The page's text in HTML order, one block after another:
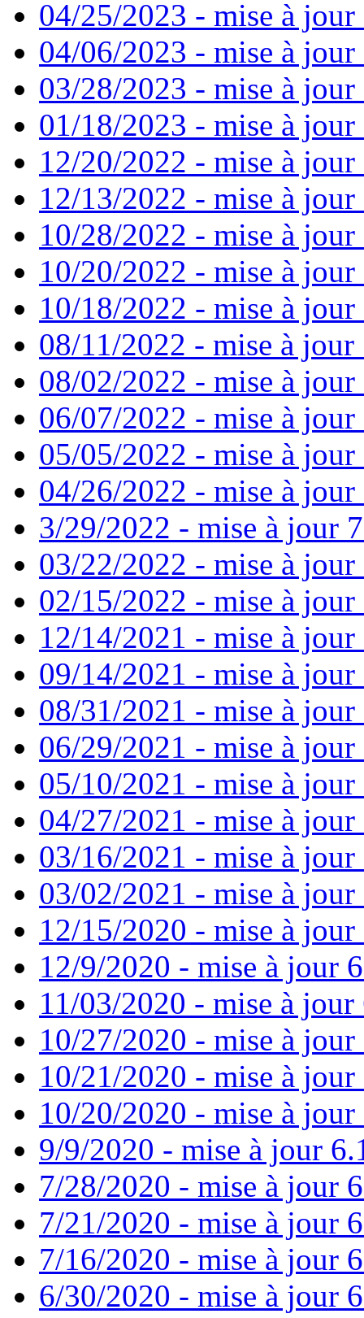
04/25/2023 - mise à jour
04/06/2023 - mise à jour
03/28/2023 - mise à jour
01/18/2023 - mise à jour
12/20/2022 - mise à jour
12/13/2022 - mise à
10/28/2022 - mise à jour
10/20/2022 - mise à jour
10/18/2022 - mise à jour
08/11/2022 - mise à jour
08/02/2022 - mise à
06/07/2022 - mise à jour
05/05/2022 - mise à jour
04/26/2022 - mise à jour
3/29/2022 - mise à jour
03/22/2022 - mise à jour
02/15/2022 - mise à
12/14/2021 - mise à jour
09/14/2021 - mise à jour
08/31/2021 - mise à jour
06/29/2021 - mise à jour
05/10/2021 - mise à jour
04/27/2021 - mise à jour
03/16/2021 - mise à jour
03/02/2021 - mise à jour
12/15/2020 - mise à jour
12/9/2020 - mise à jour
11/03/2020 - mise à jour
10/27/2020 - mise à jour
10/21/2020 - mise à jour
10/20/2020 - mise à jour
9/9/2020 - mise à jour
7/28/2020 - mise à jour
7/21/2020 - mise à jour
7/16/2020 - mise à jour
6/30/2020 - mise à jour